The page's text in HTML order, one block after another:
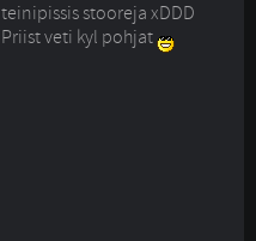
teinipissis stooreja xDDD
Priist veti kyl pohjat